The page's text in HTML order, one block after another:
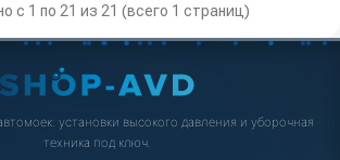
с 1 по 21 из 21 (всего 1 страниц)
установки высокого давления и уборочная
техника под ключ.